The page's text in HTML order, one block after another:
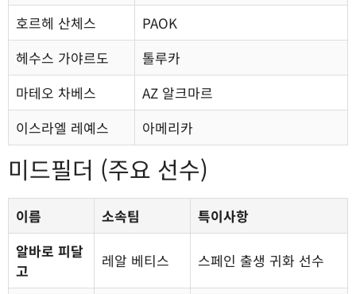
호르헤 산체스
PAOK
헤수스 가야르도
톨루카
마테오 차베스
AZ 알크마르
이스라엘 레예스
아메리카
미드필더 (주요 선수)
이름 소속팀
특이사항
알바로 피달
고
레알 베티스 스페인 출생 귀화 선수